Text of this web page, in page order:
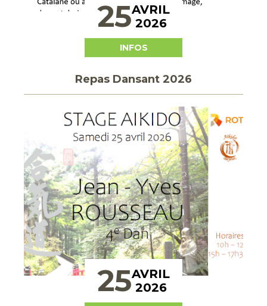
25AVRIL
2026
INFOS
Repas Dansant 2026
25AVRIL
2026